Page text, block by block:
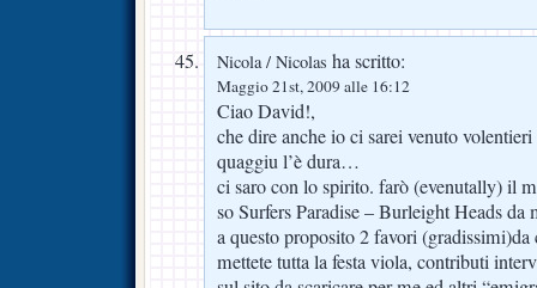
Nicola / Nicolas ha scritto:
Maggio 21st, 2009 alle 16:12
Ciao David!,
che dire anche io ci sarei venuto
quaggiu l’è dura…
ci saro con lo spirito. farò (evenutally) il
so Surfers Paradise – Burleight Heads da
a questo proposito 2 favori
mettete tutta la festa viola, contributi